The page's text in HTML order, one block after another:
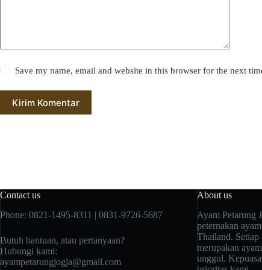
Save my name, email and website in this browser for the next
Kirim Komentar
Contact us
Phone: 0821-1495-8311 | 0831-9726-5687
Butuh bantuan, atau pertanyaan?
Hubungi kami:
ayampetarungjogja@gmail.com
About us
Ayam Petarung
peternakan
Thailand.
merupakan
unggul.